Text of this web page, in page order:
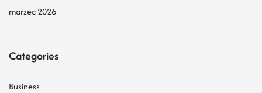
marzec 2026
Categories
Business